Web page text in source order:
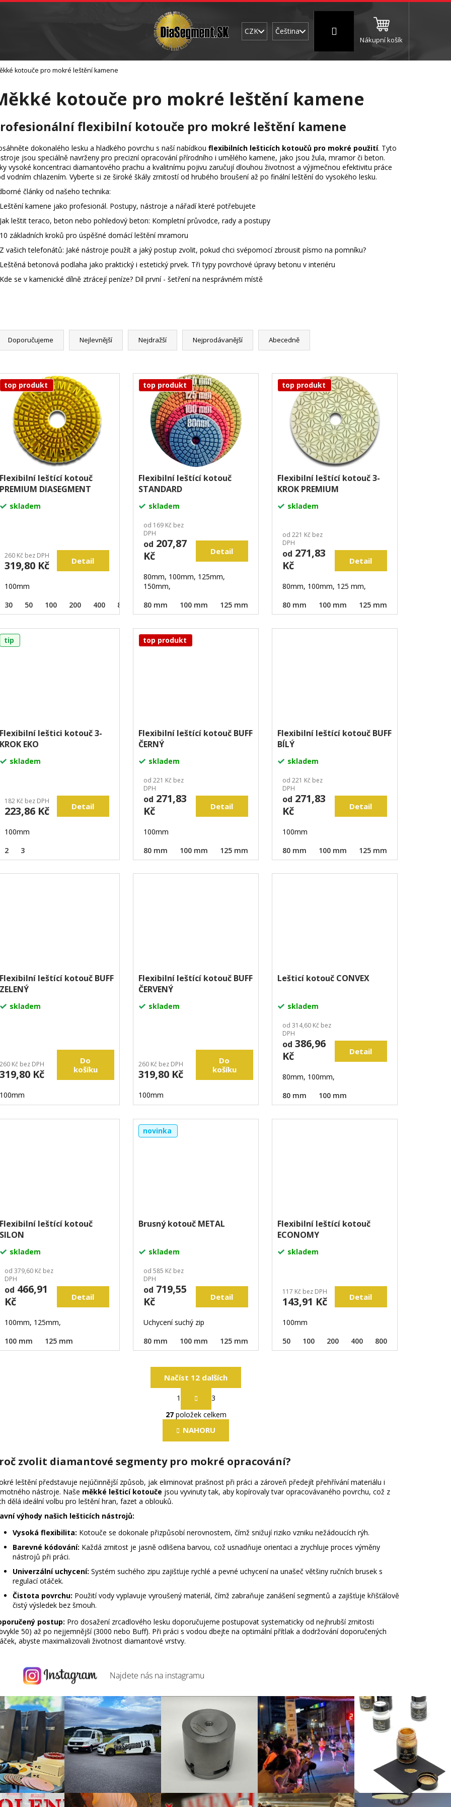
Brusná tělíska a sochařské nástroje Brusné a leštící válce
CZK Čeština Přihlášení
Nákupní košík
kotouče pro mokré leštění kamene
kotouče pro mokré leštění kamene
flexibilní kotouče pro mokré leštění kamene
dokonalého lesku a hladkého povrchu s naší nabídkou flexibilních lešticích kotoučů pro mokré použití. Tyto
jsou speciálně navrženy pro precizní opracování přírodního i umělého kamene, jako jsou žula, mramor či beton.
vysoké koncentraci diamantového prachu a kvalitnímu pojivu zaručují dlouhou životnost a výjimečnou efektivitu práce
vodním chlazením. Vyberte si ze široké škály zrnitostí od hrubého broušení až po finální leštění do vysokého lesku.
články od našeho technika:
kamene jako profesionál. Postupy, nástroje a nářadí které potřebujete
leštit teraco, beton nebo pohledový beton: Kompletní průvodce, rady a postupy
základních kroků pro úspěšné domácí leštění mramoru
vašich telefonátů: Jaké nástroje použít a jaký postup zvolit, pokud chci svépomocí zbrousit písmo na pomníku?
betonová podlaha jako praktický i estetický prvek. Tři typy povrchové úpravy betonu v interiéru
se v kamenické dílně ztrácejí peníze? Díl první - šetření na nesprávném místě
Doporučujeme Nejlevnější Nejdražší Nejprodávanější Abecedně
top produkt
Flexibilní leštící kotouč
PREMIUM DIASEGMENT
skladem
260 Kč bez DPH
319,80 Kč Detail
100mm
30
50 100 200 400 800 1500 3000 BUFF
top produkt
Flexibilní leštící kotouč
STANDARD
skladem
od 169 Kč bez
DPH
od 207,87
Kč
Detail
80mm, 100mm, 125mm,
150mm,
80 mm
100 mm 125 mm 150 mm
top produkt
Flexibilní leštící kotouč 3-
KROK PREMIUM
skladem
od 221 Kč bez
DPH
od 271,83
Kč
Detail
80mm, 100mm, 125 mm,
80 mm
100 mm 125 mm
tip
Flexibilní leštici kotouč 3-
KROK EKO
skladem
182 Kč bez DPH
223,86 Kč Detail
100mm
2
3
top produkt
Flexibilní leštící kotouč BUFF
ČERNÝ
skladem
od 221 Kč bez
DPH
od 271,83
Kč
Detail
100mm
80 mm
100 mm 125 mm
Flexibilní leštící kotouč BUFF
BÍLÝ
skladem
od 221 Kč bez
DPH
od 271,83
Kč
Detail
100mm
80 mm
100 mm 125 mm
Flexibilní leštící kotouč BUFF
ZELENÝ
skladem
260 Kč bez DPH
319,80 Kč
Do
košíku
100mm
Flexibilní leštící kotouč BUFF
ČERVENÝ
skladem
260 Kč bez DPH
319,80 Kč
Do
košíku
100mm
Lešticí kotouč CONVEX
skladem
od 314,60 Kč bez
DPH
od 386,96
Kč
Detail
80mm, 100mm,
80 mm
100 mm
Flexibilní leštící kotouč
SILON
skladem
od 379,60 Kč bez
DPH
od 466,91
Kč
Detail
100mm, 125mm,
100 mm
125 mm
novinka
Brusný kotouč METAL
skladem
od 585 Kč bez
DPH
od 719,55
Kč
Detail
Uchycení suchý zip
80 mm
100 mm 125 mm
Flexibilní leštící kotouč
ECONOMY
skladem
117 Kč bez DPH
143,91 Kč Detail
100mm
50
100 200 400 800
O
v
l
á
a
í
p
k
v
p
s
Načíst 12 dalších
t
r
á
n
k
v
á
n
í
1
3
27položek celkem
NAHORU
zvolit diamantové segmenty pro mokré opracování?
leštění představuje nejúčinnější způsob, jak eliminovat prašnost při práci a zároveň předejít přehřívání materiálu i
nástroje. Naše měkké lešticí kotouče jsou vyvinuty tak, aby kopírovaly tvar opracovávaného povrchu, což z
dělá ideální volbu pro leštění hran, fazet a oblouků.
výhody našich lešticích nástrojů:
Vysoká flexibilita: Kotouče se dokonale přizpůsobí nerovnostem, čímž snižují riziko vzniku nežádoucích rýh.
Barevné kódování: Každá zrnitost je jasně odlišena barvou, což usnadňuje orientaci a zrychluje proces výměny
nástrojů při práci.
Univerzální uchycení: Systém suchého zipu zajišťuje rychlé a pevné uchycení na unašeč většiny ručních brusek s
regulací otáček.
Čistota povrchu: Použití vody vyplavuje vyroušený materiál, čímž zabraňuje zanášení segmentů a zajišťuje křišťálově
čistý výsledek bez šmouh.
postup: Pro dosažení zrcadlového lesku doporučujeme postupovat systematicky od nejhrubší zrnitosti
50) až po nejjemnější (3000 nebo Buff). Při práci s vodou dbejte na optimální přítlak a dodržování doporučených
abyste maximalizovali životnost diamantové vrstvy.
Doporučujeme
Najdete nás na instagramu